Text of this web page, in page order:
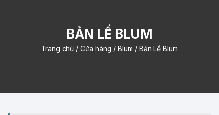
BẢN LỀ BLUM
Trang chủ/ Cửa hàng / Blum / Bản Lề Blum